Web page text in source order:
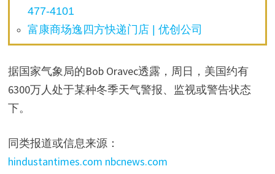
477-4101
富康商场逸四方快递门店 | 优创公司
据国家气象局的Bob Oravec透露，周日，美国约有
6300万人处于某种冬季天气警报、监视或警告状态
下。
同类报道或信息来源：
hindustantimes.com nbcnews.com